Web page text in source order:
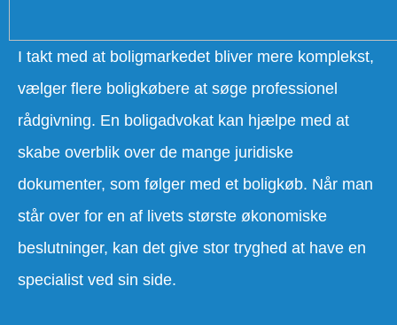
I takt med at boligmarkedet bliver mere komplekst,
vælger flere boligkøbere at søge professionel
rådgivning. En boligadvokat kan hjælpe med at
skabe overblik over de mange juridiske
dokumenter, som følger med et boligkøb. Når man
står over for en af livets største økonomiske
beslutninger, kan det give stor tryghed at have en
specialist ved sin side.